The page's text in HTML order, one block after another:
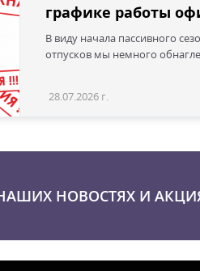
графике работы
В виду начала пассивного
отпусков мы немного
28.07.2026 г.
НОВОСТЯХ И